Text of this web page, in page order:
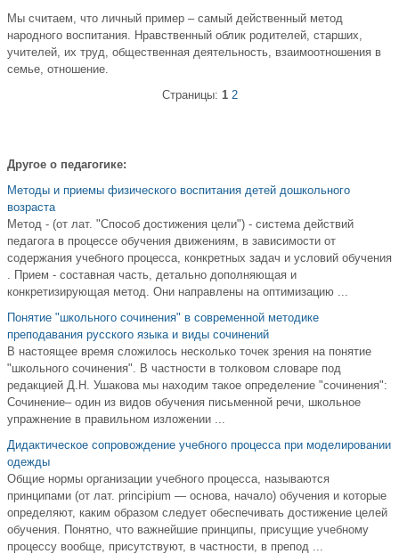
Мы считаем, что личный пример – самый действенный метод
народного воспитания. Нравственный облик родителей, старших,
учителей, их труд, общественная деятельность, взаимоотношения в
семье, отношение.
Страницы: 1 2
Другое о педагогике:
Методы и приемы физического воспитания детей дошкольного
возраста
Метод - (от лат. "Способ достижения цели") - система действий
педагога в процессе обучения движениям, в зависимости от
содержания учебного процесса, конкретных задач и условий обучения
. Прием - составная часть, детально дополняющая и
конкретизирующая метод. Они направлены на оптимизацию ...
Понятие "школьного сочинения" в современной методике
преподавания русского языка и виды сочинений
В настоящее время сложилось несколько точек зрения на понятие
"школьного сочинения". В частности в толковом словаре под
редакцией Д.Н. Ушакова мы находим такое определение "сочинения":
Сочинение– один из видов обучения письменной речи, школьное
упражнение в правильном изложении ...
Дидактическое сопровождение учебного процесса при моделировании
одежды
Общие нормы организации учебного процесса, называются
принципами (от лат. principium — основа, начало) обучения и которые
определяют, каким образом следует обеспечивать достижение целей
обучения. Понятно, что важнейшие принципы, присущие учебному
процессу вообще, присутствуют, в частности, в препод ...